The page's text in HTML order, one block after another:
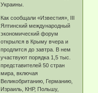
Украины.
Как сообщали «Известия», III
Ялтинский международный
экономический форум
открылся в Крыму вчера и
продлится до завтра. В нем
участвуют порядка 1,5 тыс.
представителей 50 стран
мира, включая
Великобританию, Германию,
Израиль, КНР, Польшу,